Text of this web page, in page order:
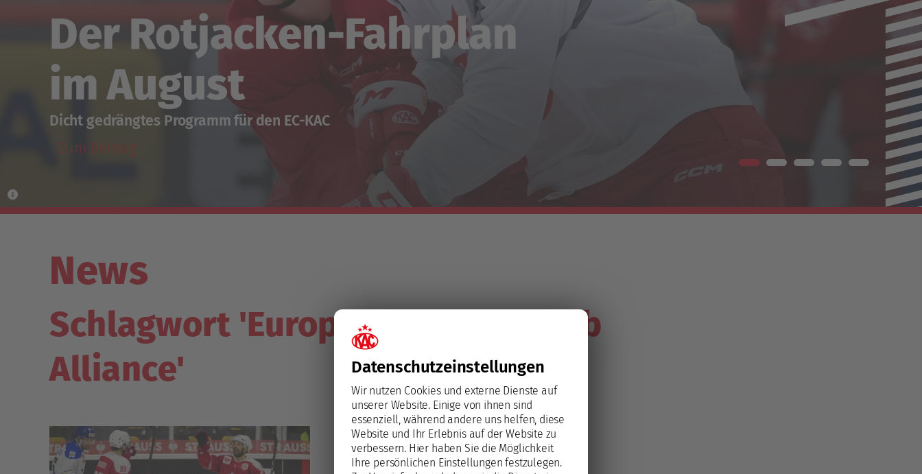
Datenschutz­einstellungen
Wir nutzen Cookies und externe Dienste auf
unserer Website. Einige von ihnen sind
essenziell, während andere uns helfen, diese
Website und Ihr Erlebnis auf der Website zu
verbessern. Hier haben Sie die Möglichkeit
Ihre persönlichen Einstellungen festzulegen.
Der Rotjacken-Fahrplan
im August
Dicht gedrängtes Programm für den EC-KAC
Zum Beitrag
News
Schlagwort 'European Hockey Club
Alliance'